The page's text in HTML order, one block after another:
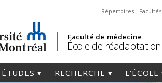
Répertoires Facultés
Faculté de médecine
École de réadaptation
ÉTUDES RECHERCHE L’ÉCOLE